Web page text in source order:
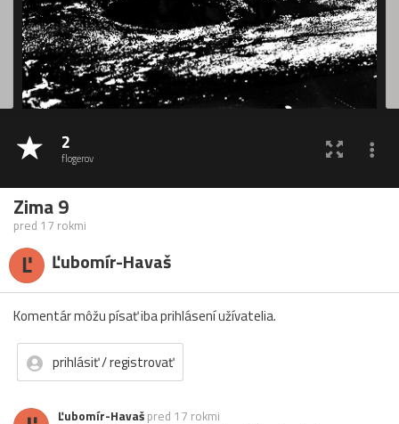
2
flogerov
Zima 9
pred 17 rokmi
Ľ Ľubomír-Havaš
Komentár môžu písať iba prihlásení užívatelia.
prihlásiť / registrovať
Ľubomír-Havaš pred 17 rokmi